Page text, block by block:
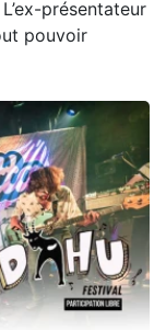
présentateur
pouvoir